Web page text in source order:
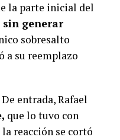
la parte inicial del
sin generar
sobresalto
a su reemplazo
De entrada, Rafael
que lo tuvo con
reacción se cortó